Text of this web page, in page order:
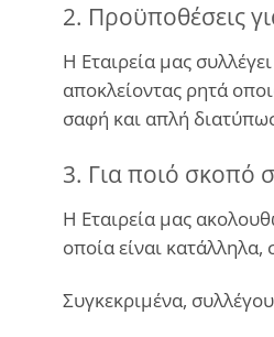
2. Προϋποθέσεις
Η Εταιρεία μας
αποκλείοντας ρητά
σαφή και απλή
3. Για ποιό σκοπό
Η Εταιρεία μας
οποία είναι
Συγκεκριμένα,